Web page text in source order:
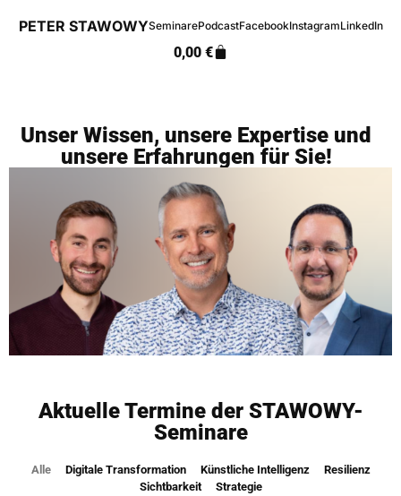
PETER STAWOWYSeminarePodcastFacebookInstagramLinkedIn
0,00 €
Unser Wissen, unsere Expertise und
unsere Erfahrungen für Sie!
Aktuelle Termine der STAWOWY-
Seminare
Digitale Transformation Künstliche Intelligenz
Resilienz
Sichtbarkeit
Strategie
Alle